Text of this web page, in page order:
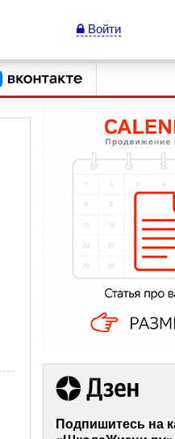
Войти
Подпишитесь на